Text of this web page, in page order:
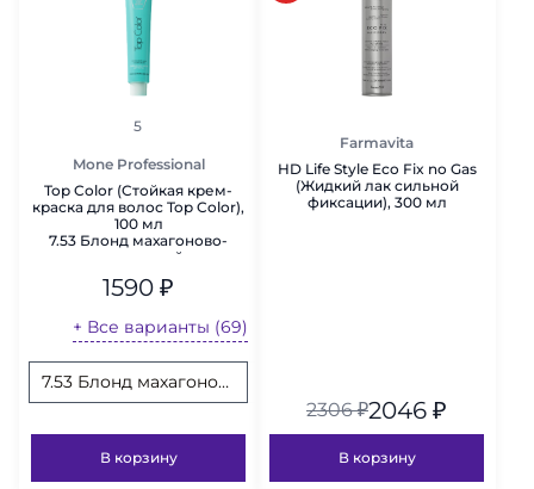
рейтинг
5
Mone Professional
Top Color (Cтойкая крем-
краска для волос Top Color),
100 мл
7.53 Блонд махагоново-
золотистый
1590 ₽
+ Все варианты (69)
7.53 Блонд махагоново-золотистый
В корзину
Farmavita
HD Life Style Eco Fix no Gas
(Жидкий лак сильной
фиксации), 300 мл
2306₽2046 ₽
В корзину